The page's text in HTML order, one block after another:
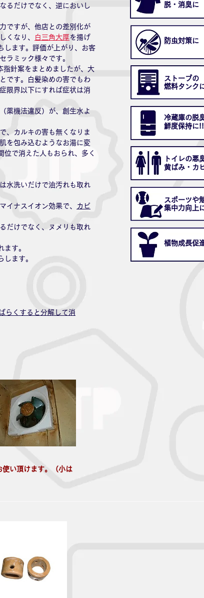
るだけでなく、逆においし
ですが、他店との差別化が
くなり、 白三角大厚を揚げ
します。評価が上がり、お客
ラミック様々です。
針案をまとめましたが、大
です。白髪染めの害でもわ
限界以下にすれば症状は消
薬機法違反）が、創生水よ
、カルキの害も無くなりま
を包み込むようなお湯に変
で消えた人もおられ、多く
水洗いだけで油汚れも取れ
イナスイオン効果で、
カビ
だけでなく、ヌメリも取れ
す。
ます。
らくすると分解して消
い頂けます。（小は
​脱・消臭に
防虫対策に
ストーブの
燃料タンク
冷蔵庫の脱
​鮮度保持に!!
トイレの悪
黄ばみ・カ
スポーツや
集中力向上
植物成長促